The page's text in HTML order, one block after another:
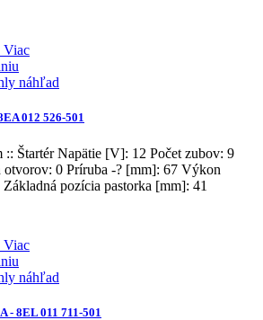
Viac
náhľad
012 526-501
:: Štartér Napätie [V]: 12 Počet zubov: 9
otvorov: 0 Príruba -? [mm]: 67 Výkon
pozícia pastorka [mm]: 41
Viac
náhľad
- 8EL 011 711-501